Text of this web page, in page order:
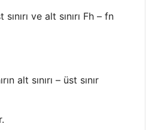
ve alt sınırı Fh – fn
alt sınırı – üst sınır